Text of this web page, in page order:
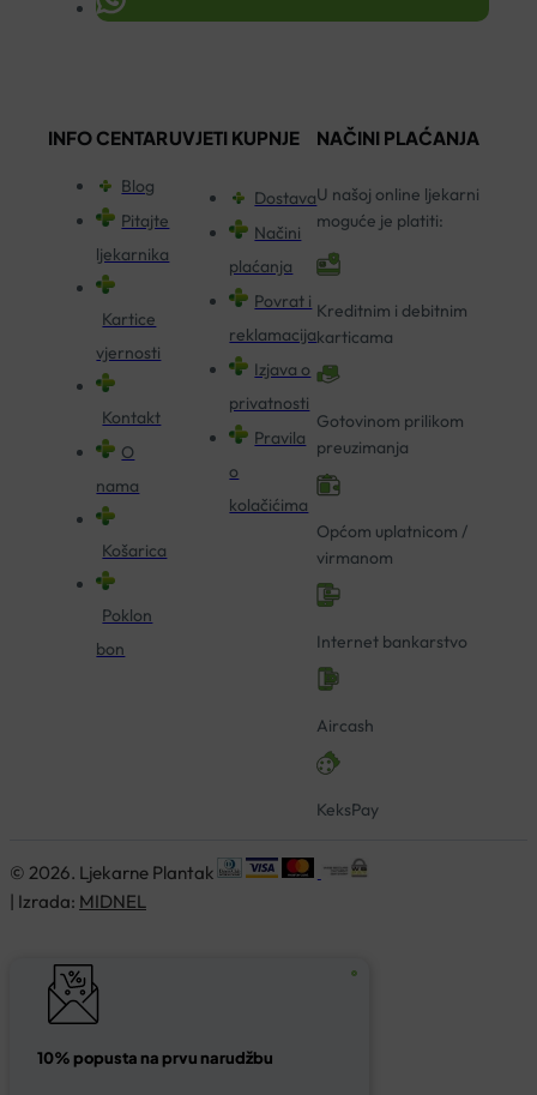
INFO CENTAR
Blog
Pitajte
ljekarnika
Kartice
vjernosti
Kontakt
O
nama
Košarica
Poklon
bon
UVJETI KUPNJE
Dostava
Načini
plaćanja
Povrat i
reklamacija
Izjava o
privatnosti
Pravila
o
kolačićima
NAČINI PLAĆANJA
U našoj online ljekarni
moguće je platiti:
Kreditnim i debitnim
karticama
Gotovinom prilikom
preuzimanja
Općom uplatnicom /
virmanom
Internet bankarstvo
Aircash
KeksPay
© 2026. Ljekarne Plantak
| Izrada: MIDNEL
10% popusta na prvu narudžbu